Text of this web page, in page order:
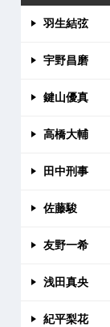
羽生結弦
宇野昌磨
鍵山優真
高橋大輔
田中刑事
佐藤駿
友野一希
浅田真央
紀平梨花